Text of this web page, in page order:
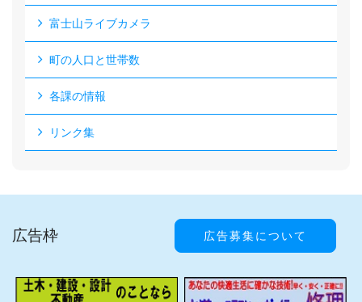
富士山ライブカメラ
町の人口と世帯数
各課の情報
リンク集
広告枠 広告募集について